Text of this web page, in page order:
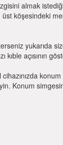
almak
köşesindeki
yukarıda
kıble açısının
Konum